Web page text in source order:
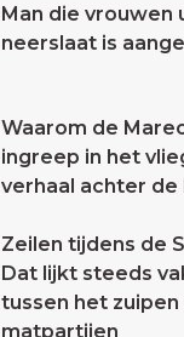
Man die vrouwen
neerslaat is
Waarom de
ingreep in het
verhaal achter de
Zeilen tijdens de
Dat lijkt steeds
tussen het zuipen
matpartijen